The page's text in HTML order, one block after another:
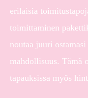
erilaisia
toimittaminen
noutaa juuri
mahdollisuus. Tämä
tapauksissa myös